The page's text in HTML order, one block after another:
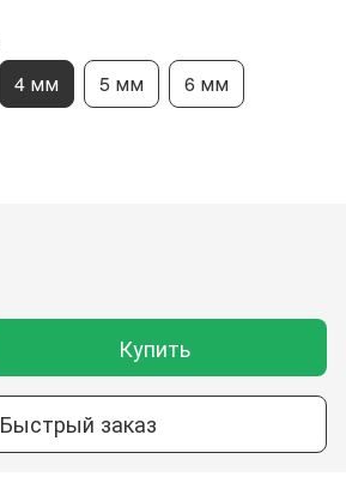
4 мм 5 мм 6 мм
Купить
Быстрый заказ